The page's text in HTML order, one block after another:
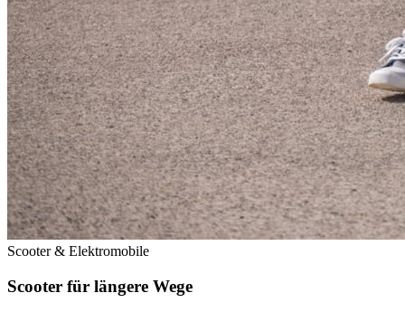
Scooter & Elektromobile
Scooter für längere Wege